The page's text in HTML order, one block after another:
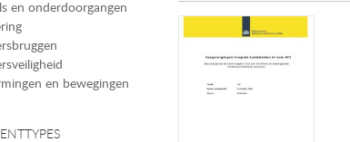
en onderdoorgangen
en bewegingen